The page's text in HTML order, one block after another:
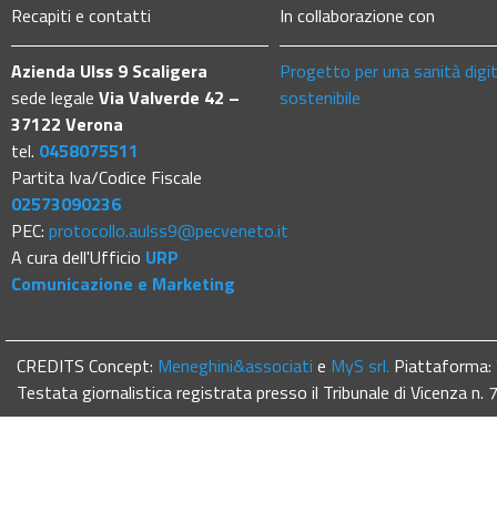
Recapiti e contatti
Azienda Ulss 9 Scaligera
sede legale Via Valverde 42 –
37122 Verona
tel. 0458075511
Partita Iva/Codice Fiscale
02573090236
PEC: protocollo.aulss9@pecveneto.it
A cura dell'Ufficio URP
Comunicazione e Marketing
In collaborazione con
Progetto per una sanità
sostenibile
CREDITS Concept: Meneghini&associati e MyS srl. Piattaforma:
Testata giornalistica registrata presso il Tribunale di Vicenza n.